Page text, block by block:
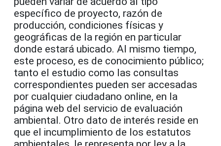
específico de proyecto, razón de
producción, condiciones físicas y
geográficas de la región en particular
donde estará ubicado. Al mismo tiempo,
este proceso, es de conocimiento público;
tanto el estudio como las consultas
correspondientes pueden ser accesadas
por cualquier ciudadano online, en la
página web del servicio de evaluación
ambiental. Otro dato de interés reside en
que el incumplimiento de los estatutos